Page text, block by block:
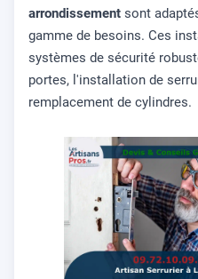
arrondissement sont
gamme de besoins. Ces
systèmes de sécurité
portes, l'installation de
remplacement de cylindres.